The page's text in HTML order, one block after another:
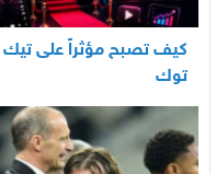
كيف تصبح مؤثراً على تيك
توك